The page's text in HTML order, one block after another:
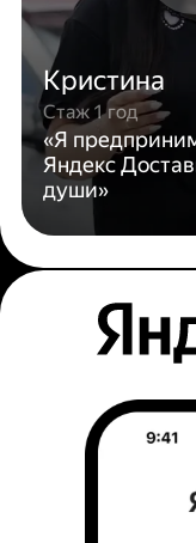
Кристина
Стаж 1 год
«Я
Яндекс
души»